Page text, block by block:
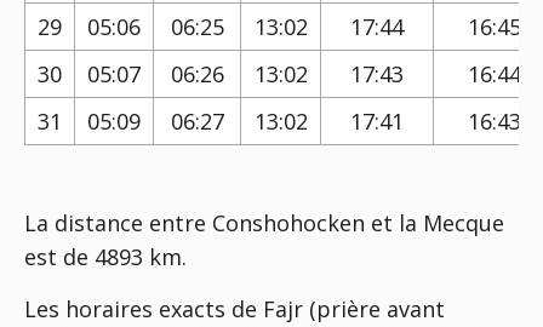
29
05:06 06:25 13:02 17:44
16:45
30
05:07 06:26 13:02 17:43
16:44
31
05:09 06:27 13:02 17:41 16:43
La distance entre Conshohocken et la Mecque
est de 4893 km.
Les horaires exacts de Fajr (prière avant